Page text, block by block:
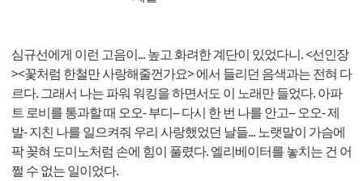
심규선에게 이런 고음이... 높고 화려한 계단이 있었다니. <선인장
><꽃처럼 한철만 사랑해줄껀가요> 에서 들리던 음색과는 전혀 다
르다. 그래서 나는 파워 워킹을 하면서도 이 노래만 들었다. 아파
트 로비를 통과할 때 오오- 부디-- 다시 한 번 나를 안고-- 오오- 제
발- 지친 나를 일으켜줘 우리 사랑했었던 날들... 노랫말이 가슴에
팍 꽂혀 도미노처럼 손에 힘이 풀렸다. 엘리베이터를 놓치는 건 어
쩔 수 없는 일이었다.